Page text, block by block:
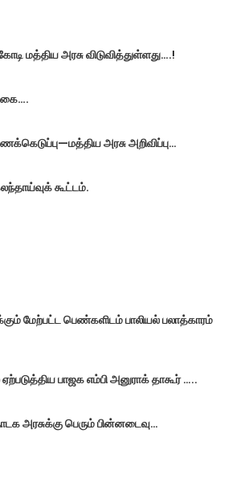
மத்திய அரசு விடுவித்துள்ளது….!
அரசு அறிவிப்பு…
கூட்டம்.
மேற்பட்ட பெண்களிடம் பாலியல் பலாத்காரம்
பாஜக எம்பி அனுராக் தாகூர் …..
அரசுக்கு பெரும் பின்​னடைவு…